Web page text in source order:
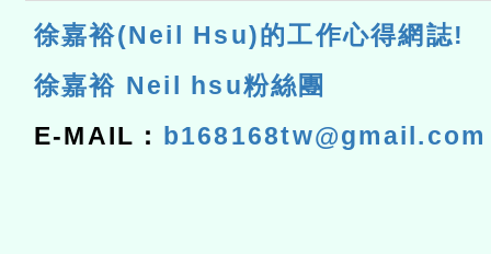
徐嘉裕(Neil Hsu)的工作心得網誌!
徐嘉裕 Neil hsu粉絲團
E-MAIL： b168168tw@gmail.com